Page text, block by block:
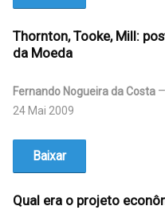
Thornton, Tooke, Mill:
da Moeda
Fernando Nogueira da Costa
24 Mai 2009
Baixar
Qual era o projeto